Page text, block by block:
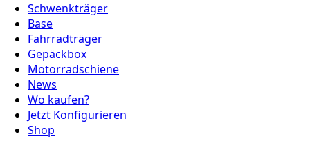
Schwenkträger
Base
Fahrradträger
Gepäckbox
Motorradschiene
News
Wo kaufen?
Jetzt Konfigurieren
Shop